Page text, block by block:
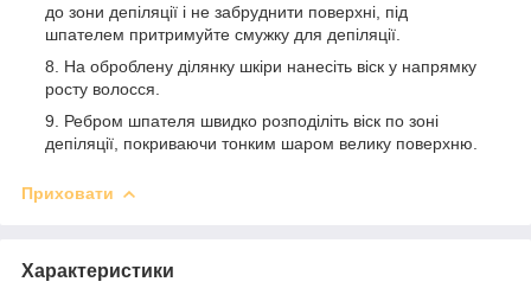
до зони депіляції і не забруднити поверхні, під
шпателем притримуйте смужку для депіляції.
На оброблену ділянку шкіри нанесіть віск у напрямку
росту волосся.
Ребром шпателя швидко розподіліть віск по зоні
депіляції, покриваючи тонким шаром велику поверхню.
Приховати
Характеристики